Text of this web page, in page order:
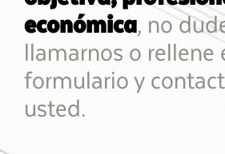
económica, no
llamarnos o rellene
formulario y
usted.